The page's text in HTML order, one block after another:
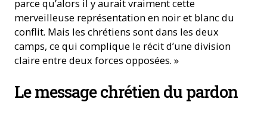
parce qu’alors il y aurait vraiment cette
merveilleuse représentation en noir et blanc du
conflit. Mais les chrétiens sont dans les deux
camps, ce qui complique le récit d’une division
claire entre deux forces opposées. »
Le message chrétien du pardon